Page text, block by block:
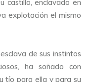
castillo, enclavado en
explotación el mismo
de sus instintos
ha soñado con
tío para ella y para su